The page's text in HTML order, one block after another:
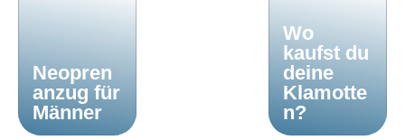
Neopren
anzug für
Männer
Wo
kaufst du
deine
Klamotte
n?